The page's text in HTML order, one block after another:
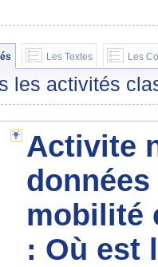
Les Textes Les
les activités
Activite
mobilité
: Où est